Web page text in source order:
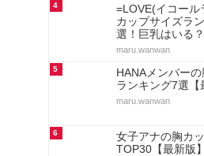
4
=LOVE(イコール
カップサイズラ
選！巨乳はいる
maru.wanwan
5
HANAメンバー
ランキング7選【
maru.wanwan
6
女子アナの胸カ
TOP30【最新版】